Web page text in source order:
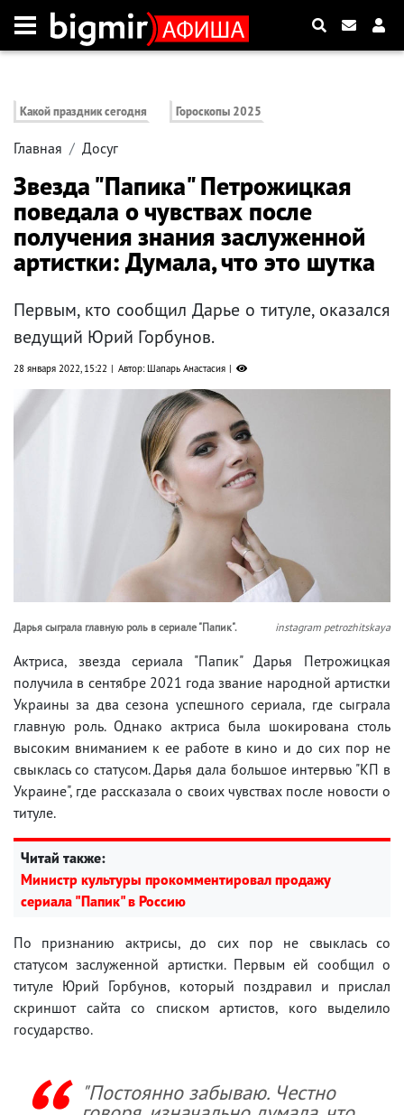
Какой праздник сегодня Гороскопы 2025
Главная Досуг
Звезда "Папика" Петрожицкая
поведала о чувствах после
получения знания заслуженной
артистки: Думала, что это шутка
Первым, кто сообщил Дарье о титуле, оказался
ведущий Юрий Горбунов.
28 января 2022, 15:22 Автор: Шапарь Анастасия
Дарья сыграла главную роль в сериале "Папик". instagram petrozhitskaya
Актриса, звезда сериала "Папик" Дарья Петрожицкая
получила в сентябре 2021 года звание народной артистки
Украины за два сезона успешного сериала, где сыграла
главную роль. Однако актриса была шокирована столь
высоким вниманием к ее работе в кино и до сих пор не
свыклась со статусом. Дарья дала большое интервью "КП в
Украине", где рассказала о своих чувствах после новости о
титуле.
Читай также:
Министр культуры прокомментировал продажу
сериала "Папик" в Россию
По признанию актрисы, до сих пор не свыклась со
статусом заслуженной артистки. Первым ей сообщил о
титуле Юрий Горбунов, который поздравил и прислал
скриншот сайта со списком артистов, кого выделило
государство.
"Постоянно забываю. Честно